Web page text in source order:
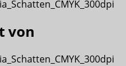
von